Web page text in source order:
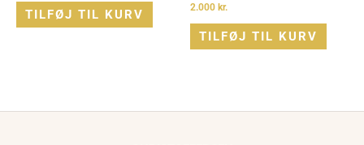
TILFØJ TIL KURV 2.000 kr.
TILFØJ TIL KURV